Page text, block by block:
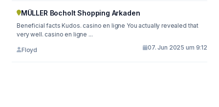
MÜLLER Bocholt Shopping Arkaden
Beneficial facts Kudos. casino en ligne You actually revealed that
very well. casino en ligne ...
Floyd 07. Jun 2025 um 9:12